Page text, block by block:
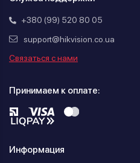
+380 (99) 520 80 05
support@hikvision.co.ua
Связаться с нами
Принимаем к оплате:
Информация